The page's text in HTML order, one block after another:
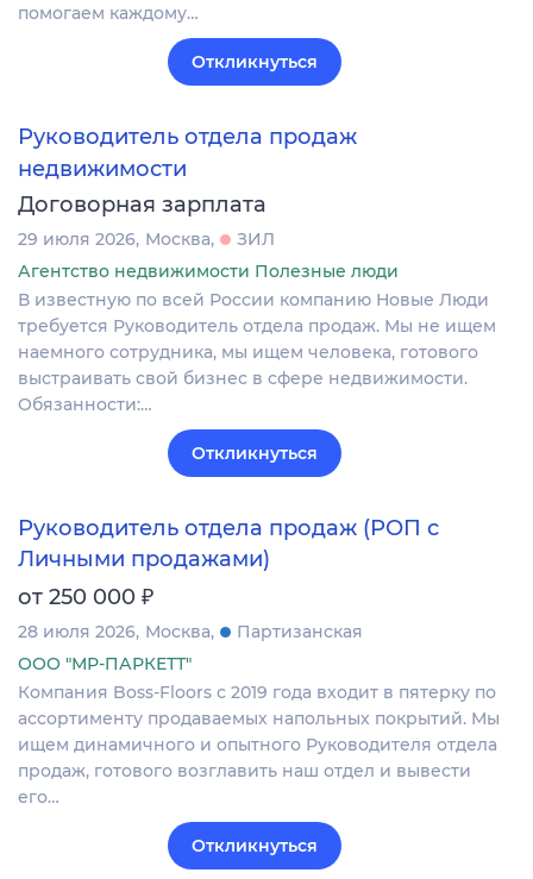
помогаем каждому…
Откликнуться
Руководитель отдела продаж
недвижимости
Договорная зарплата
29 июля 2026 Москва
ЗИЛ
Агентство недвижимости Полезные люди
В известную по всей России компанию Новые Люди
требуется Руководитель отдела продаж. Мы не ищем
наемного сотрудника, мы ищем человека, готового
выстраивать свой бизнес в сфере недвижимости.
Обязанности:…
Откликнуться
Руководитель отдела продаж (РОП с
Личными продажами)
от 250 000 ₽
28 июля 2026 Москва
Партизанская
ООО "МР-ПАРКЕТТ"
Компания Boss-Floors с 2019 года входит в пятерку по
ассортименту продаваемых напольных покрытий. Мы
ищем динамичного и опытного Руководителя отдела
продаж, готового возглавить наш отдел и вывести
его…
Откликнуться